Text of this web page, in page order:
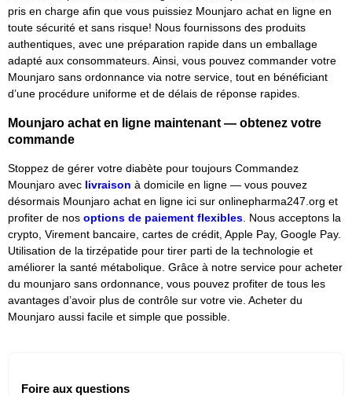
pris en charge afin que vous puissiez Mounjaro achat en ligne en
toute sécurité et sans risque! Nous fournissons des produits
authentiques, avec une préparation rapide dans un emballage
adapté aux consommateurs. Ainsi, vous pouvez commander votre
Mounjaro sans ordonnance via notre service, tout en bénéficiant
d’une procédure uniforme et de délais de réponse rapides.
Mounjaro achat en ligne maintenant — obtenez votre
commande
Stoppez de gérer votre diabète pour toujours Commandez
Mounjaro avec livraison à domicile en ligne — vous pouvez
désormais Mounjaro achat en ligne ici sur onlinepharma247.org et
profiter de nos options de paiement flexibles . Nous acceptons la
crypto, Virement bancaire, cartes de crédit, Apple Pay, Google Pay.
Utilisation de la tirzépatide pour tirer parti de la technologie et
améliorer la santé métabolique. Grâce à notre service pour acheter
du mounjaro sans ordonnance, vous pouvez profiter de tous les
avantages d’avoir plus de contrôle sur votre vie. Acheter du
Mounjaro aussi facile et simple que possible.
Foire aux questions